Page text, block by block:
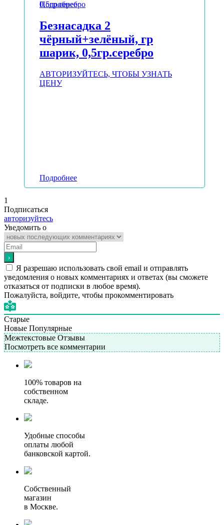
Подробнее
Безнасадка 2
чёрный+зелёный, гр
шарик, 0,5гр.серебро
АВТОРИЗУЙТЕСЬ, ЧТОБЫ УЗНАТЬ
ЦЕНУ
Подробнее
1
Подписаться
авторизуйтесь
Уведомить о
Я разрешаю использовать свой email и отправлять
уведомления о новых комментариях и ответах (вы cможете
отказаться от подписки в любое время).
Пожалуйста, войдите, чтобы прокомментировать
Старые
Новые Популярные
Межтекстовые Отзывы
Посмотреть все комментарии
100% товаров на
собственном
складе.
Удобные способы
оплаты любой
банковской картой.
Собственный
магазин
в Москве.